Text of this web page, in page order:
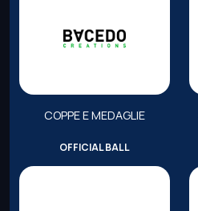
COPPE E MEDAGLIE
OFFICIAL BALL